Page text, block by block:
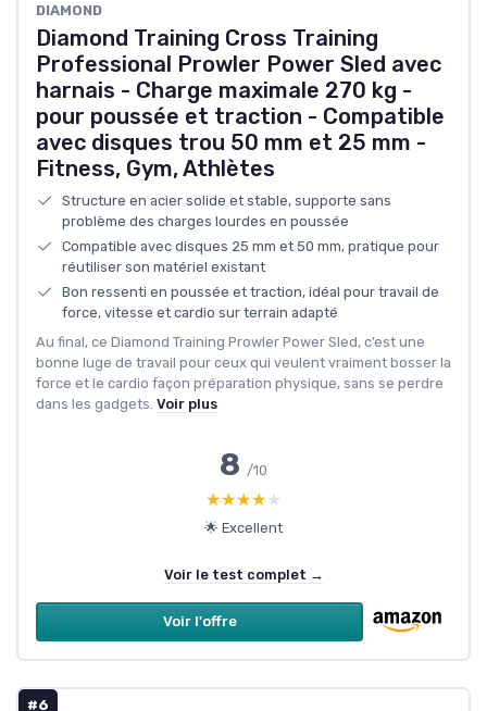
‎DIAMOND
Diamond Training Cross Training
Professional Prowler Power Sled avec
harnais - Charge maximale 270 kg -
pour poussée et traction - Compatible
avec disques trou 50 mm et 25 mm -
Fitness, Gym, Athlètes
Structure en acier solide et stable, supporte sans
problème des charges lourdes en poussée
Compatible avec disques 25 mm et 50 mm, pratique pour
réutiliser son matériel existant
Bon ressenti en poussée et traction, idéal pour travail de
force, vitesse et cardio sur terrain adapté
Au final, ce Diamond Training Prowler Power Sled, c’est une
bonne luge de travail pour ceux qui veulent vraiment bosser la
force et le cardio façon préparation physique, sans se perdre
dans les gadgets. Voir plus
8 /10
★★★★★
★★★★★
🌟 Excellent
Voir le test complet →
Voir l'offre
#6